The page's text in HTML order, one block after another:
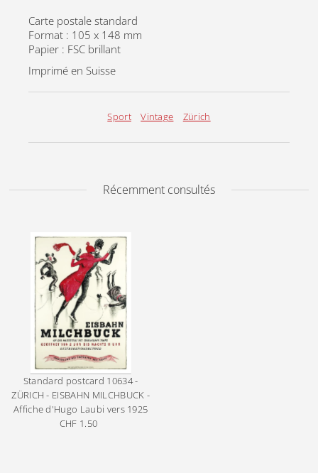
Carte postale standard
Format : 105 x 148 mm
Papier : FSC brillant
Imprimé en Suisse
Sport Vintage Zürich
Récemment consultés
Standard postcard 10634 -
ZÜRICH - EISBAHN MILCHBUCK -
Affiche d'Hugo Laubi vers 1925
Prix
CHF 1.50